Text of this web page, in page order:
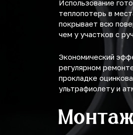
Использование
теплопотерь в
покрывает всю
чем у участков с
Экономический
регулярном
прокладке
ультрафиолету и